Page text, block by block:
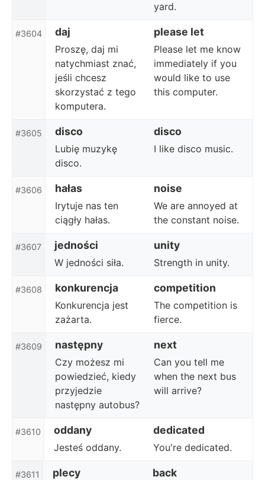
yard.
#3604 daj please let
Proszę, daj mi
natychmiast znać,
jeśli chcesz
skorzystać z tego
komputera.
Please let me know
immediately if you
would like to use
this computer.
#3605 disco disco
Lubię muzykę
disco.
I like disco music.
#3606 hałas noise
Irytuje nas ten
ciągły hałas.
We are annoyed at
the constant noise.
#3607 jedności unity
W jedności siła. Strength in unity.
#3608 konkurencja competition
Konkurencja jest
zażarta.
The competition is
fierce.
#3609 następny next
Czy możesz mi
powiedzieć, kiedy
przyjedzie
następny autobus?
Can you tell me
when the next bus
will arrive?
#3610 oddany dedicated
Jesteś oddany. You're dedicated.
#3611 plecy back